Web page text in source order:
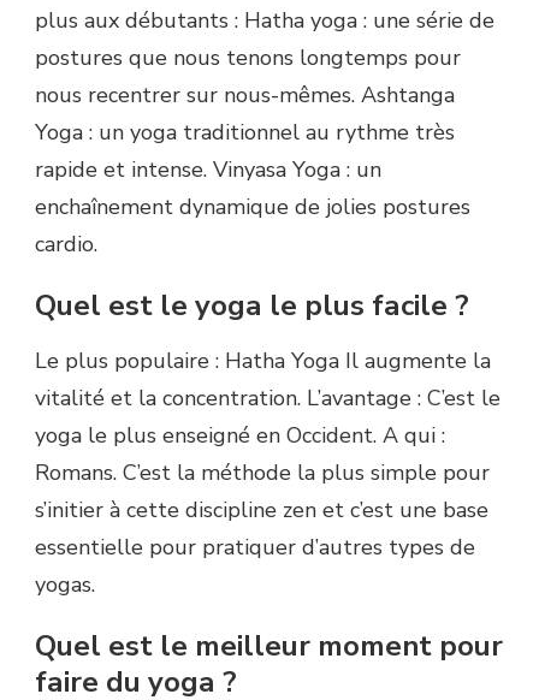
plus aux débutants : Hatha yoga : une série de
postures que nous tenons longtemps pour
nous recentrer sur nous-mêmes. Ashtanga
Yoga : un yoga traditionnel au rythme très
rapide et intense. Vinyasa Yoga : un
enchaînement dynamique de jolies postures
cardio.
Quel est le yoga le plus facile ?
Le plus populaire : Hatha Yoga Il augmente la
vitalité et la concentration. L’avantage : C’est le
yoga le plus enseigné en Occident. A qui :
Romans. C’est la méthode la plus simple pour
s’initier à cette discipline zen et c’est une base
essentielle pour pratiquer d’autres types de
yogas.
Quel est le meilleur moment pour
faire du yoga ?